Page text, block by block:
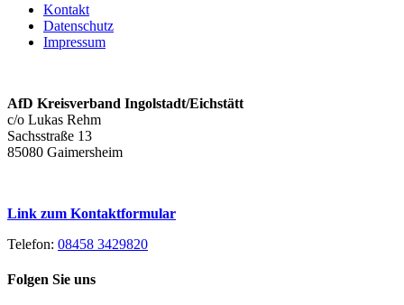
Kontakt
Datenschutz
Impressum
AfD Kreisverband Ingolstadt/Eichstätt
c/o Lukas Rehm
Sachsstraße 13
85080 Gaimersheim
Link zum Kontaktformular
Telefon: 08458 3429820
Folgen Sie uns